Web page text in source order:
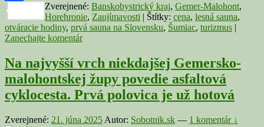
Link
Share
Zverejnené: Banskobystrický kraj, Gemer-Malohont,
Horehronie, Zaujímavosti | Štítky: cena, lesná sauna,
otváracie hodiny, prvá sauna na Slovensku, Šumiac, turizmus |
Zanechajte komentár
Na najvyšší vrch niekdajšej Gemersko-
malohontskej župy povedie asfaltová
cyklocesta. Prvá polovica je už hotová
Zverejnené: 21. júna 2025 Autor: Sobotnik.sk — 1 komentár ↓